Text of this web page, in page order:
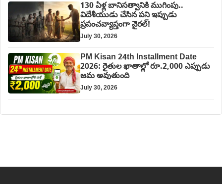
130 ఏళ్ల బానిసత్వానికి ముగింపు..
విదేశీయుడు చేసిన పని ఇప్పుడు
ప్రపంచవ్యాప్తంగా వైరల్!
July 30, 2026
PM Kisan 24th Installment Date
2026: రైతుల ఖాతాల్లో రూ.2,000 ఎప్పుడు
జమ అవుతుంది
July 30, 2026